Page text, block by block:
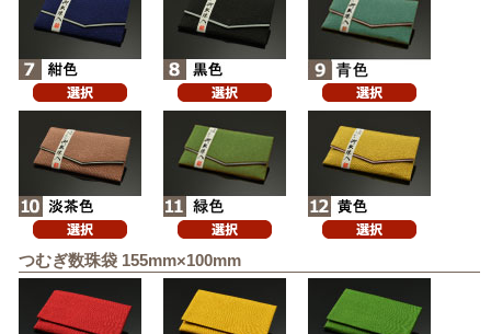
つむぎ数珠袋 155mm×100mm